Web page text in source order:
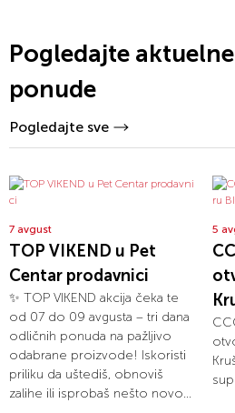
Pogledajte
ponude
Pogledajte sve
7 avgust
TOP VIKEND u Pet
Centar prodavnici
✨ TOP VIKEND akcija čeka te
od 07 do 09 avgusta – tri dana
odličnih ponuda na pažljivo
odabrane proizvode! Iskoristi
priliku da uštediš, obnoviš
zalihe ili isprobaš nešto novo...
5